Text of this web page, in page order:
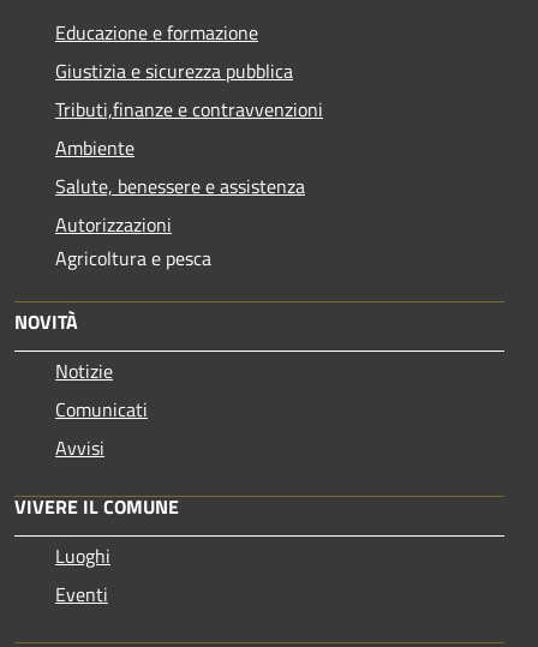
Educazione e formazione
Giustizia e sicurezza pubblica
Tributi,finanze e contravvenzioni
Ambiente
Salute, benessere e assistenza
Autorizzazioni
Agricoltura e pesca
NOVITÀ
Notizie
Comunicati
Avvisi
VIVERE IL COMUNE
Luoghi
Eventi